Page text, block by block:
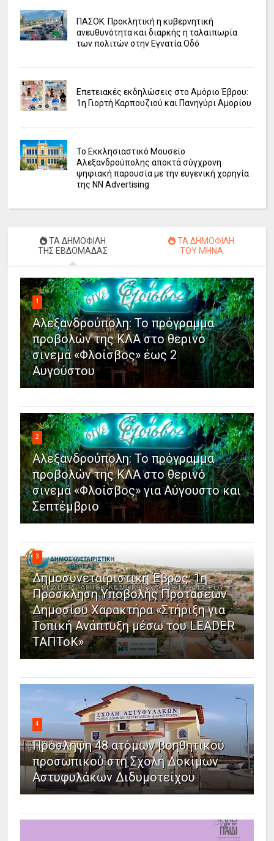
ΠΑΣΟΚ: Προκλητική η κυβερνητική
ανευθυνότητα και διαρκής η ταλαιπωρία
των πολιτών στην Εγνατία Οδό
Επετειακές εκδηλώσεις στο Αμόριο Έβρου:
1η Γιορτή Καρπουζιού και Πανηγύρι Αμορίου
Το Εκκλησιαστικό Μουσείο
Αλεξανδρούπολης αποκτά σύγχρονη
ψηφιακή παρουσία με την ευγενική χορηγία
της NN Advertising
ΤΑ ΔΗΜΟΦΙΛΗ
ΤΗΣ ΕΒΔΟΜΑΔΑΣ
ΤΑ ΔΗΜΟΦΙΛΗ
ΤΟΥ ΜΗΝΑ
1
Αλεξανδρούπολη: Το πρόγραμμα
προβολών της ΚΛΑ στο θερινό
σινεμά «Φλοίσβος» έως 2
Αυγούστου
2
Αλεξανδρούπολη: Το πρόγραμμα
προβολών της ΚΛΑ στο θερινό
σινεμά «Φλοίσβος» για Αύγουστο και
Σεπτέμβριο
3
Δημοσυνεταιριστική Έβρος: 1η
Πρόσκληση Υποβολής Προτάσεων
Δημοσίου Χαρακτήρα «Στήριξη για
Τοπική Ανάπτυξη μέσω του LEADER
ΤΑΠΤοΚ»
4
Πρόσληψη 48 ατόμων βοηθητικού
προσωπικού στη Σχολή Δοκίμων
Αστυφυλάκων Διδυμοτείχου